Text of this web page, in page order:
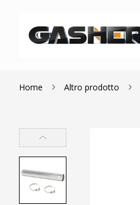
Home Altro prodotto